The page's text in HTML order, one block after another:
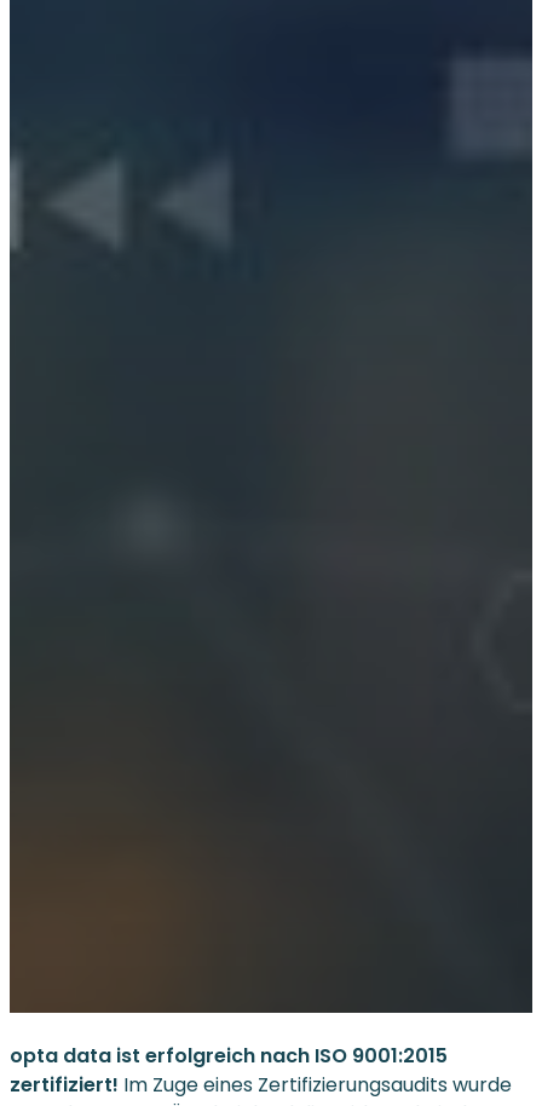
opta data ist erfolgreich nach ISO 9001:2015
zertifiziert! Im Zuge eines Zertifizierungsaudits wurde